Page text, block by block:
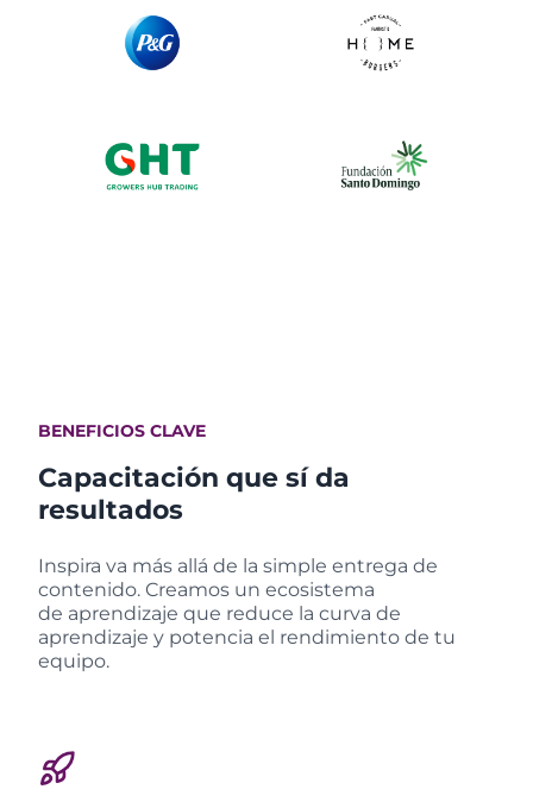
BENEFICIOS CLAVE
Capacitación que sí da
resultados
Inspira va más allá de la simple entrega de
contenido. Creamos un ecosistema
de aprendizaje que reduce la curva de
aprendizaje y potencia el rendimiento de tu
equipo.